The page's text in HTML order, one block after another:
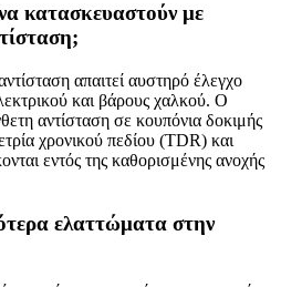
κατασκευαστούν με
απαιτεί αυστηρό έλεγχο
και βάρους χαλκού. Ο
αντίσταση σε κουπόνια δοκιμής
χρονικού πεδίου (TDR) και
εντός της καθορισμένης ανοχής
ελαττώματα στην